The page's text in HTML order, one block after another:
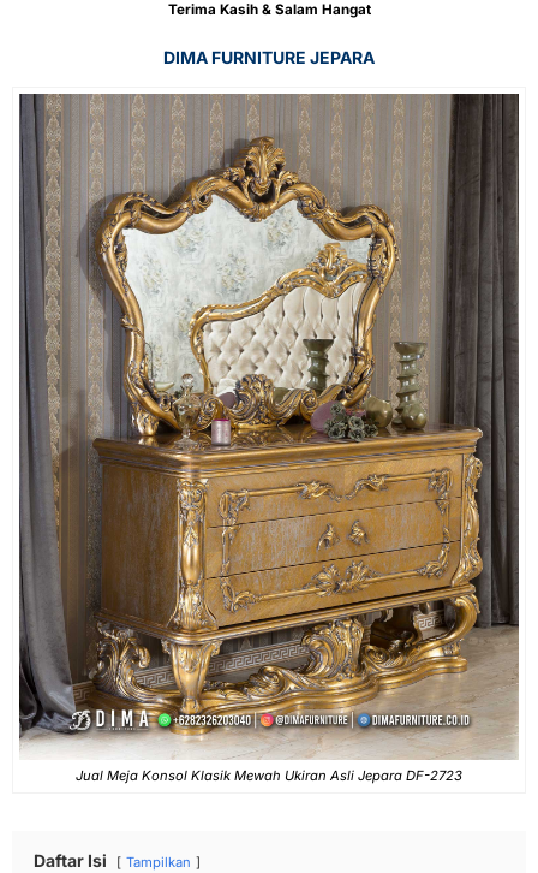
Terima Kasih & Salam Hangat
DIMA FURNITURE JEPARA
Jual Meja Konsol Klasik Mewah Ukiran Asli Jepara DF-2723
Daftar Isi Tampilkan